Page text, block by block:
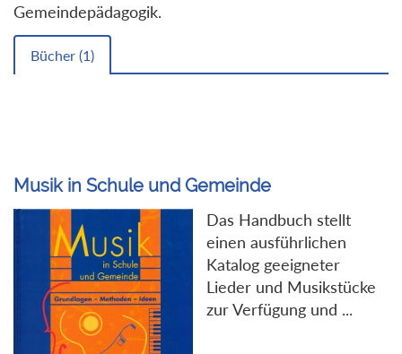
Gemeindepädagogik.
Bücher (1)
Musik in Schule und Gemeinde
Das Handbuch stellt
einen ausführlichen
Katalog geeigneter
Lieder und Musikstücke
zur Verfügung und ...